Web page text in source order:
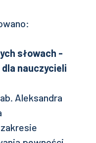
słowach -
nauczycieli
Aleksandra